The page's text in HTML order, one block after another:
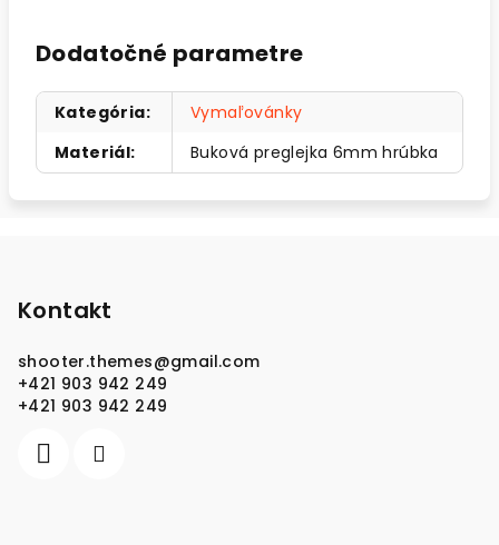
Dodatočné parametre
Kategória:
Vymaľovánky
Materiál: Buková preglejka 6mm hrúbka
Kontakt
shooter.themes@gmail.com
+421 903 942 249
+421 903 942 249